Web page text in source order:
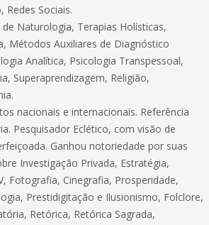
Redes Sociais.
Naturologia, Terapias Holísticas,
Métodos Auxiliares de Diagnóstico
Analítica, Psicologia Transpessoal,
Superaprendizagem, Religião,
nacionais e internacionais. Referência
Pesquisador Eclético, com visão de
Ganhou notoriedade por suas
Investigação Privada, Estratégia,
Fotografia, Cinegrafia, Prosperidade,
Prestidigitação e Ilusionismo, Folclore,
Retórica, Retórica Sagrada,